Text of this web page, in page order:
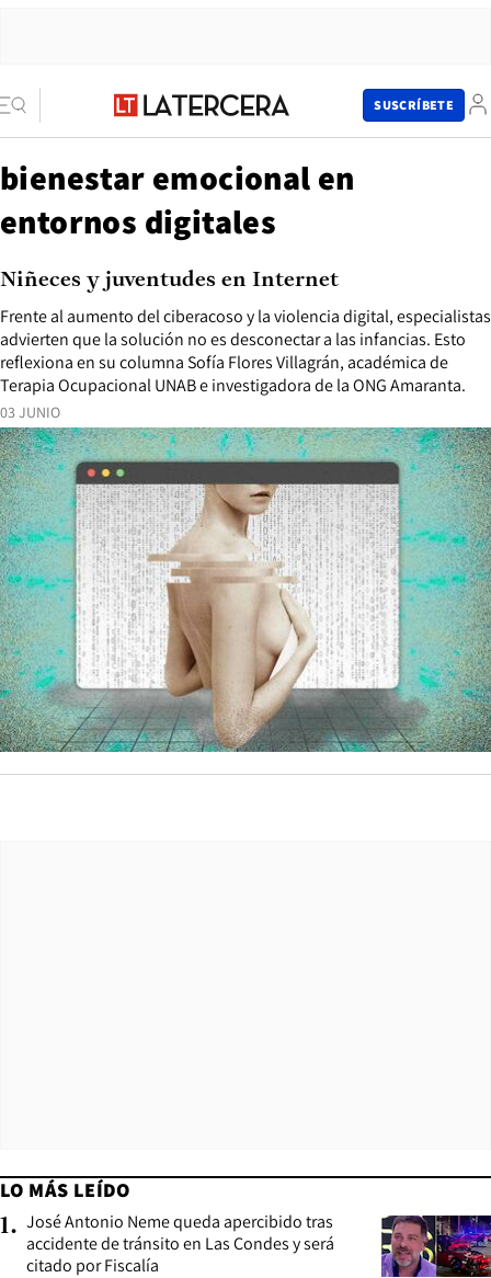
SUSCRÍBETE
bienestar emocional en
entornos digitales
03 JUNIO
Frente al aumento del ciberacoso y la violencia digital, especialistas
advierten que la solución no es desconectar a las infancias. Esto
reflexiona en su columna Sofía Flores Villagrán, académica de
Terapia Ocupacional UNAB e investigadora de la ONG Amaranta.
Niñeces y juventudes en Internet
LO MÁS LEÍDO
1. José Antonio Neme queda apercibido tras
accidente de tránsito en Las Condes y será
citado por Fiscalía